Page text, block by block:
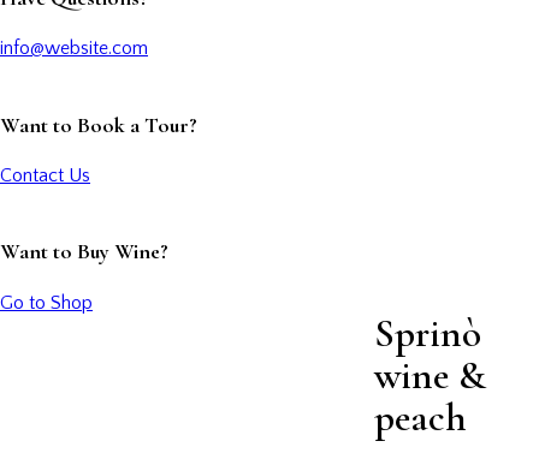
info@website.com
Want to Book a Tour?
Contact Us
Want to Buy Wine?
Go to Shop
Sprinò
wine &
peach